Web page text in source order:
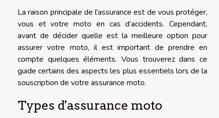
La raison principale de l'assurance est de vous protéger,
vous et votre moto en cas d’accidents. Cependant,
avant de décider quelle est la meilleure option pour
assurer votre moto, il est important de prendre en
compte quelques éléments. Vous trouverez dans ce
guide certains des aspects les plus essentiels lors de la
souscription de votre assurance moto.
Types d'assurance moto